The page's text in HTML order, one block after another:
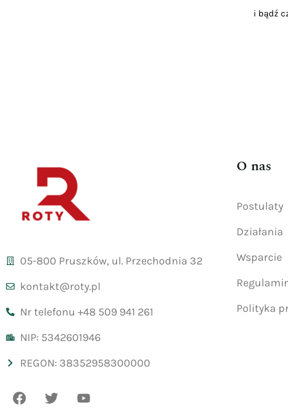
i bądź
05-800 Pruszków, ul. Przechodnia 32
kontakt@roty.pl
Nr telefonu +48 509 941 261
NIP: 5342601946
REGON: 38352958300000
O nas
Postulaty
Działania
Wsparcie
Polityka